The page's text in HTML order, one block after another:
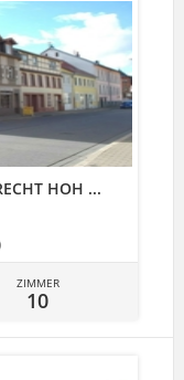
HOH ...
ZIMMER
10